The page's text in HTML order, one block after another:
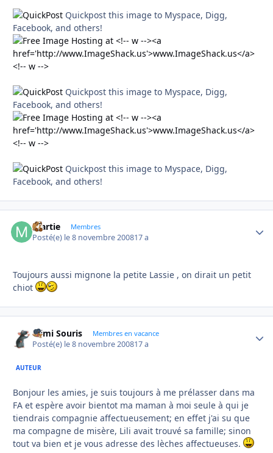
Quickpost this image to Myspace, Digg,
Facebook, and others!
Quickpost this image to Myspace, Digg,
Facebook, and others!
Quickpost this image to Myspace, Digg,
Facebook, and others!
martie Membres
Posté(e) le 8 novembre 200817 a
Toujours aussi mignone la petite Lassie , on dirait un petit
chiot
Mimi Souris Membres en vacance
Posté(e) le 8 novembre 200817 a
AUTEUR
Bonjour les amies, je suis toujours à me prélasser dans ma
FA et espère avoir bientot ma maman à moi seule à qui je
tiendrais compagnie affectueusement; en effet j'ai su que
ma compagne de misère, Lili avait trouvé sa famille; sinon
tout va bien et je vous adresse des lèches affectueuses.